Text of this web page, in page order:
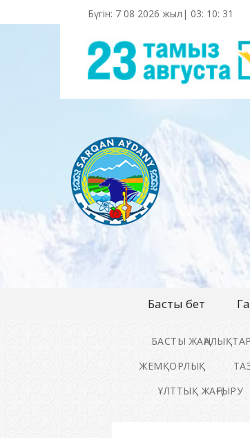
Бүгін: 7 08 2026 жыл| 03: 10: 32
Басты бет
БАСТЫ ЖАҢАЛЫҚТАР
ЖЕМҚОРЛЫҚ
ҰЛТТЫҚ ЖАҢҒЫРУ